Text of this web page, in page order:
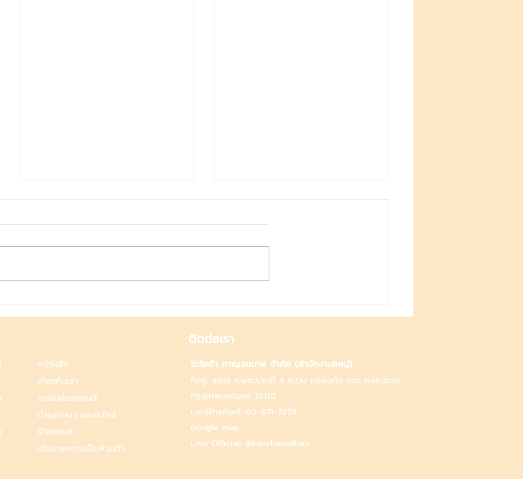
หลีกเลี่ยง
อย่างรวดเร็ว รับมืออากาศร้อน
แบบมือโปร!
หน้าหลัก
เกี่ยวกับเรา
โปรโมชั่นรถยนต์
บำรุงรักษา และอะไหล่
รีไฟแนนซ์
นโยบายความเป็นส่วนตัว
ติดต่อเรา
โตโยต้า กาญจนเทพ จำกัด (สำนักงานใหญ่)
ที่อยู่: 3814 ถ.พระรามที่ 4 แขวง คลองตัน เขต คลองเตย
กรุงเทพมหานคร 10110
เบอร์โทรศัพท์: 02-671-7279
Google map
Line Official: @kanchanathep